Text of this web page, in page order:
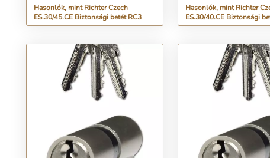
Hasonlók, mint Richter Czech
ES.30/45.CE Biztonsági betét RC3
Hasonlók, mint Richter
ES.30/40.CE Biztonsági